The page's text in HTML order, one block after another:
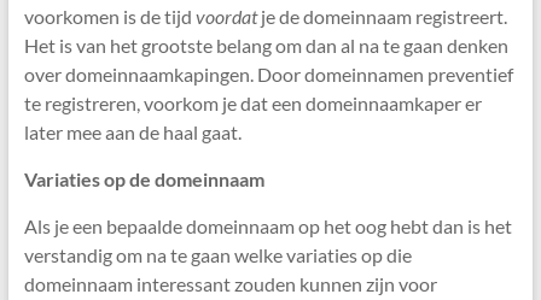
voorkomen is de tijd voordatje de domeinnaam registreert.
Het is van het grootste belang om dan al na te gaan denken
over domeinnaamkapingen. Door domeinnamen preventief
te registreren, voorkom je dat een domeinnaamkaper er
later mee aan de haal gaat.
Variaties op de domeinnaam
Als je een bepaalde domeinnaam op het oog hebt dan is het
verstandig om na te gaan welke variaties op die
domeinnaam interessant zouden kunnen zijn voor